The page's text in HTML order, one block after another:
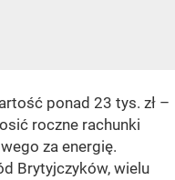
ponad 23 tys. zł –
roczne rachunki
za energię.
Brytyjczyków, wielu